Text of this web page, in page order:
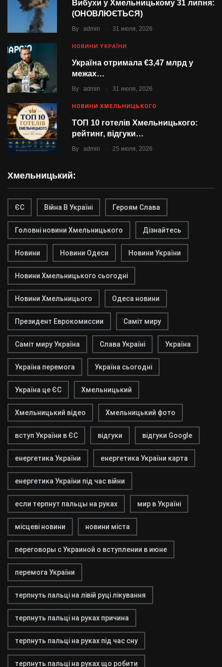
Вибухи у Хмельницькому 31 липня:
(ОНОВЛЮЄТЬСЯ)
By admin . 31 июля, 2026
НОВИНИ УКРАЇНИ
Україна отримала €3,47 млрд у
межах…
By admin . 31 июля, 2026
НОВИНИ ХМЕЛЬНИЦЬКОГО
ТОП 10 готелів Хмельницького:
рейтинг, відгуки…
By admin . 25 июля, 2026
Хмельницький:
ЄС Війна В Україні Героям Слава
Головні новини Хмельницького Дізнайтесь
Новини Новини Одеси Новини України
Новини Хмельницького сьогодні
Новини Хмельницього Одеса новини
Президент Еврокомиссии Саміт миру
Саміт миру Україна Слава Україні Україна
Україна перемога Україна сьогодні
Україна це ЄС Хмельницький
Хмельницький відео Хмельницький фото
вступ України в ЄС відгуки відгуки Google
енергетика України енергетика України карта
енергетика України під час війни
если терпнут пальцы на руках мир в Україні
місцеві новини новини міста
переговоры с Украиной о вступлении в июне
перемога України
терпнуть пальці на лівій руці лікування
терпнуть пальці на руках причина
терпнуть пальці на руках під час сну
терпнуть пальці на руках що робити